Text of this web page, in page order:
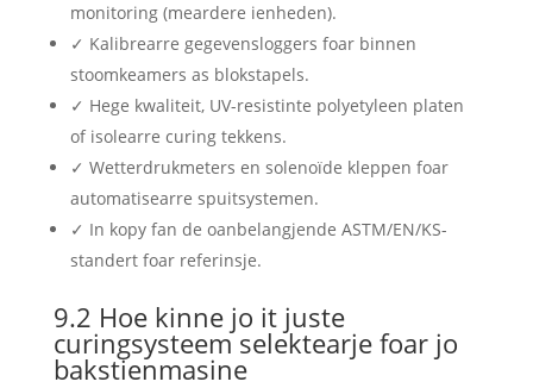
monitoring (meardere ienheden).
✓ Kalibrearre gegevensloggers foar binnen
stoomkeamers as blokstapels.
✓ Hege kwaliteit, UV-resistinte polyetyleen platen
of isolearre curing tekkens.
✓ Wetterdrukmeters en solenoïde kleppen foar
automatisearre spuitsystemen.
✓ In kopy fan de oanbelangjende ASTM/EN/KS-
standert foar referinsje.
9.2 Hoe kinne jo it juste
curingsysteem selektearje foar jo
bakstienmasine